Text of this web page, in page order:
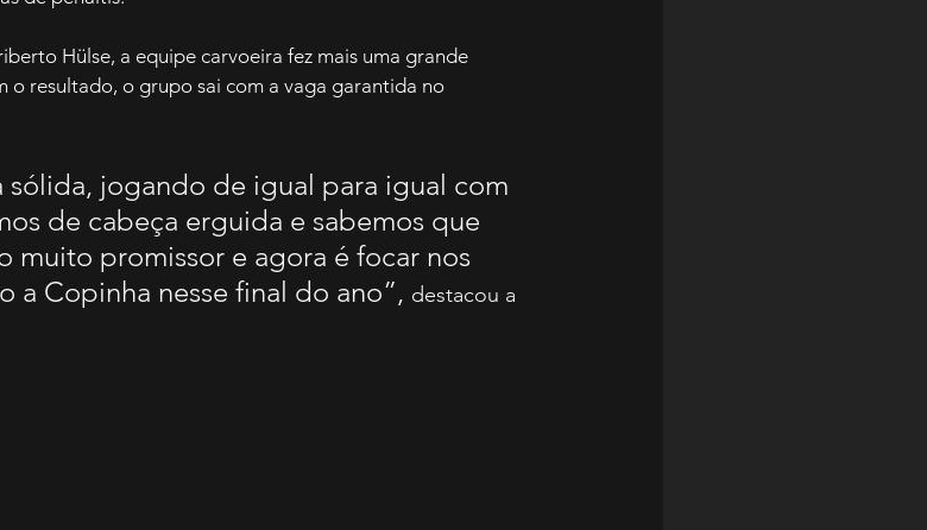
Hülse, a equipe carvoeira fez mais uma grande
o resultado, o grupo sai com a vaga garantida no
sólida, jogando de igual para igual com
de cabeça erguida e sabemos que
muito promissor e agora é focar nos
a Copinha nesse final do ano”, destacou a